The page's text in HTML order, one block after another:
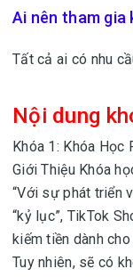
Ai nên tham gia
Tất cả ai có nhu
Nội dung
Khóa 1: Khóa Học
Giới Thiệu Khóa
“Với sự phát triển
“kỷ lục”, TikTok
kiếm tiền dành
Tuy nhiên, sẽ có